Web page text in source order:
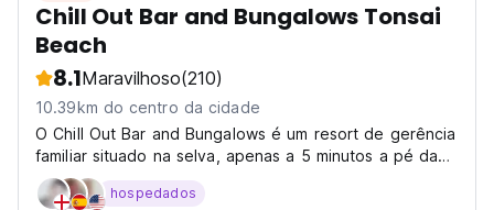
Chill Out Bar and Bungalows Tonsai
Beach
8.1Maravilhoso(210)
10.39km do centro da cidade
O Chill Out Bar and Bungalows é um resort de gerência
familiar situado na selva, apenas a 5 minutos a pé da
Praia de Tonsai. Tem um ambiente rústico e autêntico,
rodeado por imponentes falésias calcárias e vida
hospedados